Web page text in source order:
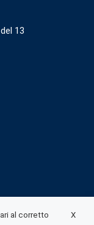
13
X
al corretto